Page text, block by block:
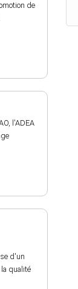
de
l'ADEA
d'un
qualité